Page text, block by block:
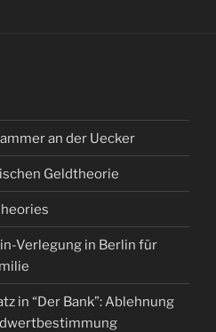
an der Uecker
Geldtheorie
Verlegung in Berlin für
in “Der Bank”: Ablehnung